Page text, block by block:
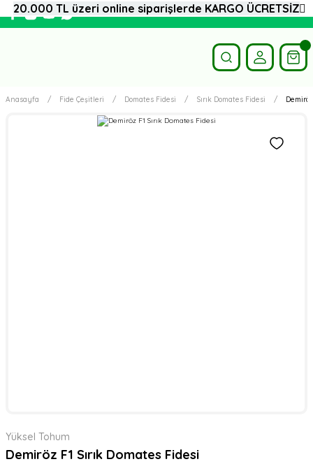
Anasayfa Fide Çeşitleri Domates Fidesi Sırık Domates Fidesi
Yüksel Tohum
Demiröz F1 Sırık Domates Fidesi
20.000 TL üzeri online siparişlerde KARGO ÜCRETSİZ